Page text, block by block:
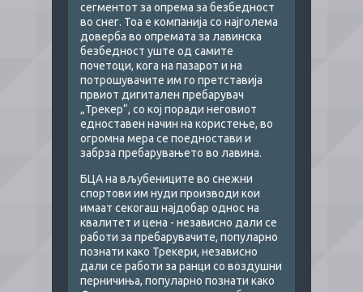
сегментот за опрема за безбедност
во снег. Тоа е компанија со најголема
доверба во опремата за лавинска
безбедност уште од самите
почетоци, кога на пазарот и на
потрошувачите им го претставија
првиот дигитален пребарувач
„Трекер“, со кој поради неговиот
едноставен начин на користење, во
огромна мера се поедностави и
забрза пребарувањето во лавина.
БЦА на вљубениците во снежни
спортови им нуди производи кои
имаат секогаш најдобар однос на
квалитет и цена - независно дали се
работи за пребарувачите, популарно
познати како Трекери, независно
дали се работи за ранци со воздушни
перничиња, популарно познати како